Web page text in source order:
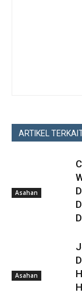
ARTIKEL
Asahan
Asahan